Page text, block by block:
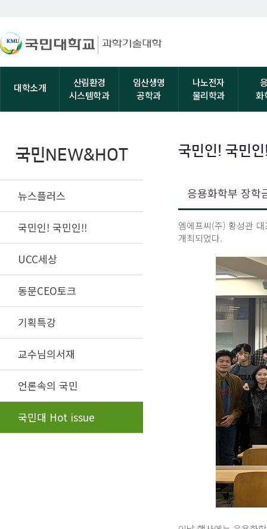
대학소개
산림환경
시스템학과
임산생명
공학과
나노전자
물리학과
화
국민NEW&HOT
뉴스플러스
국민인! 국민인!!
UCC세상
동문CEO토크
기획특강
교수님의서재
언론속의 국민
국민대 Hot issue
국민인! 국민
응용화학부 장학
엠에프씨(주) 황성관
개최되었다.